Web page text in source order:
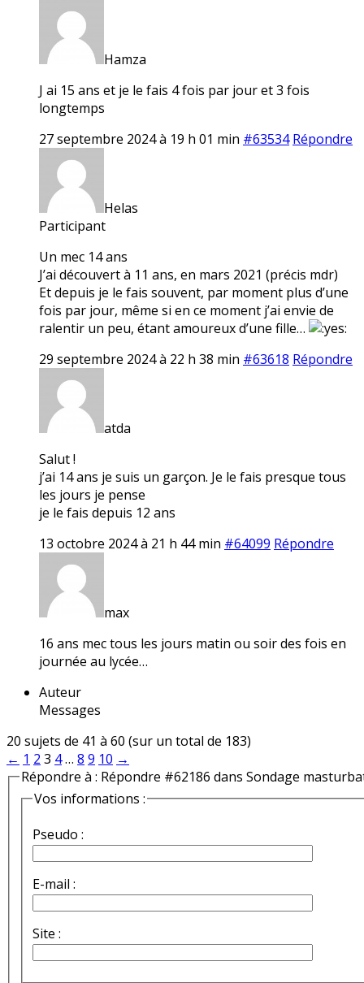
Hamza
J ai 15 ans et je le fais 4 fois par jour et 3 fois
longtemps
27 septembre 2024 à 19 h 01 min #63534 Répondre
Helas
Participant
Un mec 14 ans
J’ai découvert à 11 ans, en mars 2021 (précis mdr)
Et depuis je le fais souvent, par moment plus d’une
fois par jour, même si en ce moment j’ai envie de
ralentir un peu, étant amoureux d’une fille…
29 septembre 2024 à 22 h 38 min #63618 Répondre
atda
Salut !
j’ai 14 ans je suis un garçon. Je le fais presque tous
les jours je pense
je le fais depuis 12 ans
13 octobre 2024 à 21 h 44 min #64099 Répondre
max
16 ans mec tous les jours matin ou soir des fois en
journée au lycée…
Auteur
Messages
20 sujets de 41 à 60 (sur un total de 183)
← 1 2 3 4… 8 9 10 →
Répondre à : Répondre #62186 dans Sondage
Vos informations :
Pseudo :
E-mail :
Site :